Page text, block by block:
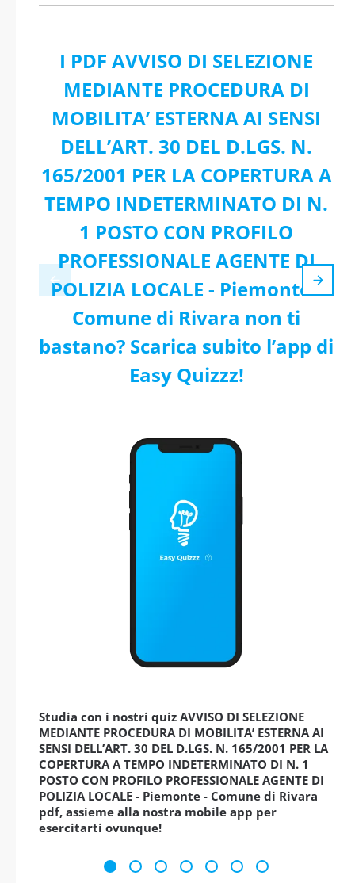
I PDF AVVISO DI SELEZIONE
MEDIANTE PROCEDURA DI
MOBILITA’ ESTERNA AI SENSI
DELL’ART. 30 DEL D.LGS. N.
165/2001 PER LA COPERTURA A
TEMPO INDETERMINATO DI N.
1 POSTO CON PROFILO
PROFESSIONALE AGENTE DI
POLIZIA LOCALE - Piemonte -
Comune di Rivara non ti
bastano? Scarica subito l’app di
Easy Quizzz!
Studia con i nostri quiz AVVISO DI SELEZIONE
MEDIANTE PROCEDURA DI MOBILITA’ ESTERNA AI
SENSI DELL’ART. 30 DEL D.LGS. N. 165/2001 PER LA
COPERTURA A TEMPO INDETERMINATO DI N. 1
POSTO CON PROFILO PROFESSIONALE AGENTE DI
POLIZIA LOCALE - Piemonte - Comune di Rivara
pdf, assieme alla nostra mobile app per
esercitarti ovunque!